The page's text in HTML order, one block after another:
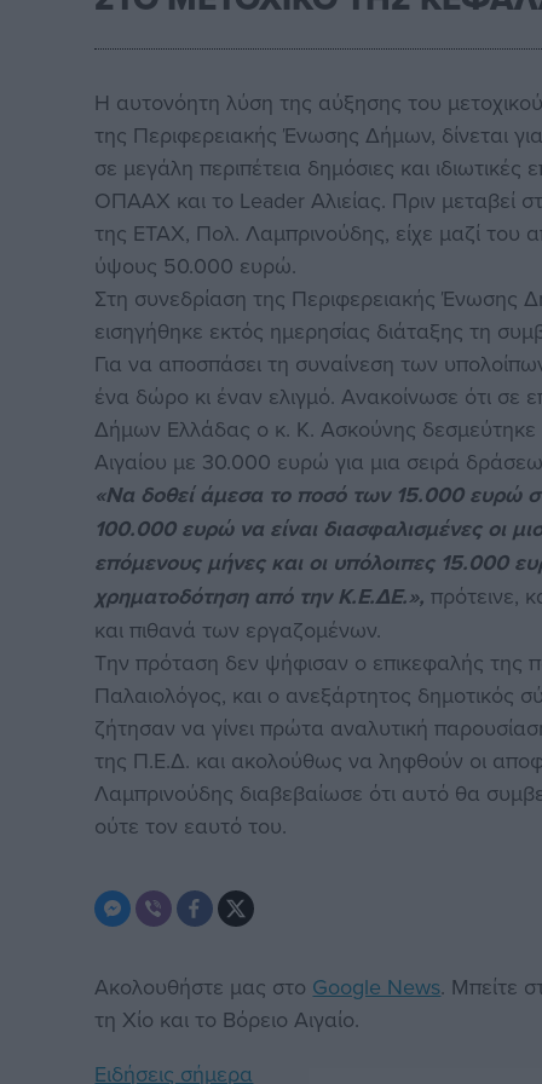
Η αυτονόητη λύση της αύξησης του
της Περιφερειακής Ένωσης Δήμων, δίνεται
σε μεγάλη περιπέτεια δημόσιες και
ΟΠΑΑΧ και το Leader Αλιείας. Πριν μεταβεί
της ΕΤΑΧ, Πολ. Λαμπρινούδης, είχε μαζί του
ύψους 50.000 ευρώ.
Στη συνεδρίαση της Περιφερειακής Ένωσης
εισηγήθηκε εκτός ημερησίας διάταξης τη
Για να αποσπάσει τη συναίνεση των
ένα δώρο κι έναν ελιγμό. Ανακοίνωσε ότι
Δήμων Ελλάδας ο κ. Κ. Ασκούνης
Αιγαίου με 30.000 ευρώ για μια σειρά
«Να δοθεί άμεσα το ποσό των 15.000 ευρώ
100.000 ευρώ να είναι διασφαλισμένες οι
επόμενους μήνες και οι υπόλοιπες 15.000
χρηματοδότηση από την Κ.Ε.ΔΕ.», πρότεινε,
και πιθανά των εργαζομένων.
Την πρόταση δεν ψήφισαν ο επικεφαλής
Παλαιολόγος, και ο ανεξάρτητος
ζήτησαν να γίνει πρώτα αναλυτική
της Π.Ε.Δ. και ακολούθως να ληφθούν οι
Λαμπρινούδης διαβεβαίωσε ότι αυτό θα
ούτε τον εαυτό του.
Ακολουθήστε μας στο Google News. Μπείτε
τη Χίο και το Βόρειο Αιγαίο.
Ειδήσεις σήμερα